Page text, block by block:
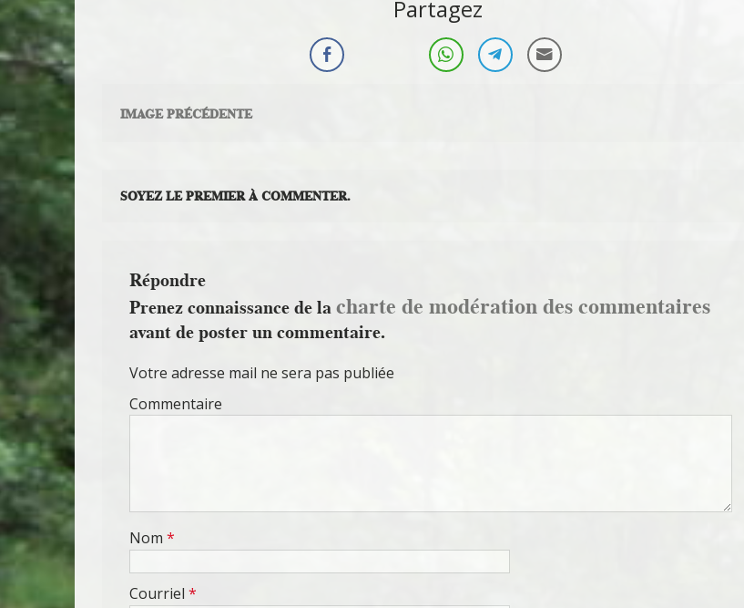
Partagez
IMAGE PRÉCÉDENTE
SOYEZ LE PREMIER À COMMENTER.
Répondre
Prenez connaissance de lacharte de modération des commentaires
avant de poster un commentaire.
Votre adresse mail ne sera pas publiée
Commentaire
Nom *
Courriel *